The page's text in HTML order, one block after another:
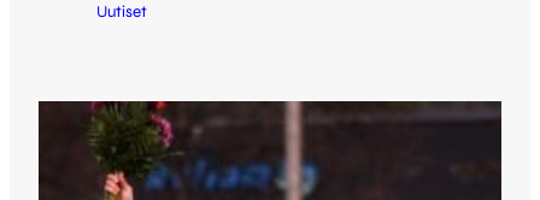
Uutiset